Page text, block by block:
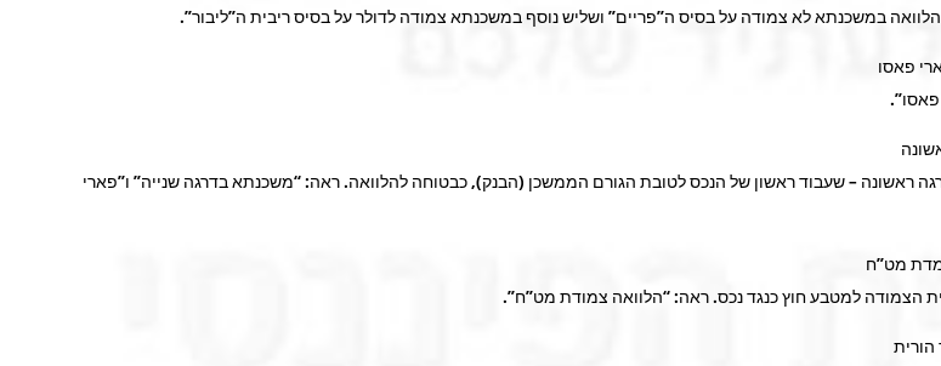
במשכנתא לא צמודה על בסיס ה”פריים” ושליש נוסף במשכנתא צמודה לדולר על בסיס ריבית ה”ליבור”.
פאסו
ראשונה – שעבוד ראשון של הנכס לטובת הגורם הממשכן (הבנק), כבטוחה להלוואה. ראה: “משכנתא בדרגה שנייה” ו”פארי
מט”ח
הצמודה למטבע חוץ כנגד נכס. ראה: “הלוואה צמודת מט”ח”.